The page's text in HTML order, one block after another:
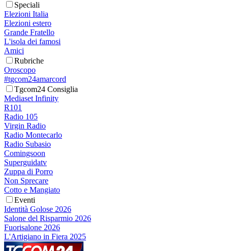
Speciali
Elezioni Italia
Elezioni estero
Grande Fratello
L'isola dei famosi
Amici
Rubriche
Oroscopo
#tgcom24amarcord
Tgcom24 Consiglia
Mediaset Infinity
R101
Radio 105
Virgin Radio
Radio Montecarlo
Radio Subasio
Comingsoon
Superguidatv
Zuppa di Porro
Non Sprecare
Cotto e Mangiato
Eventi
Identità Golose 2026
Salone del Risparmio 2026
Fuorisalone 2026
L'Artigiano in Fiera 2025